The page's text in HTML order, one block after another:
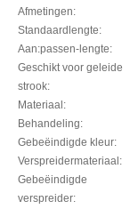
Afmetingen:
Standaardlengte:
Aan:passen-lengte:
Geschikt voor geleide
strook:
Materiaal:
Behandeling:
Gebeëindigde kleur:
Verspreidermateriaal:
Gebeëindigde
verspreider: